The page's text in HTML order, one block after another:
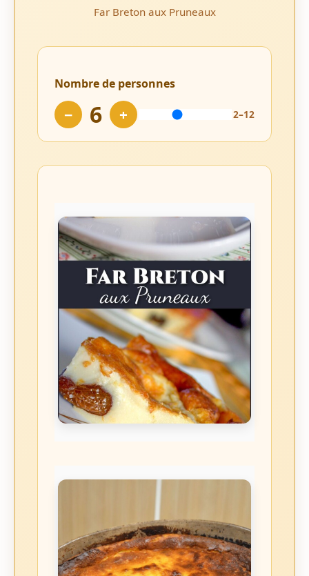
Far Breton aux Pruneaux
Nombre de personnes
− 6 + 2–12